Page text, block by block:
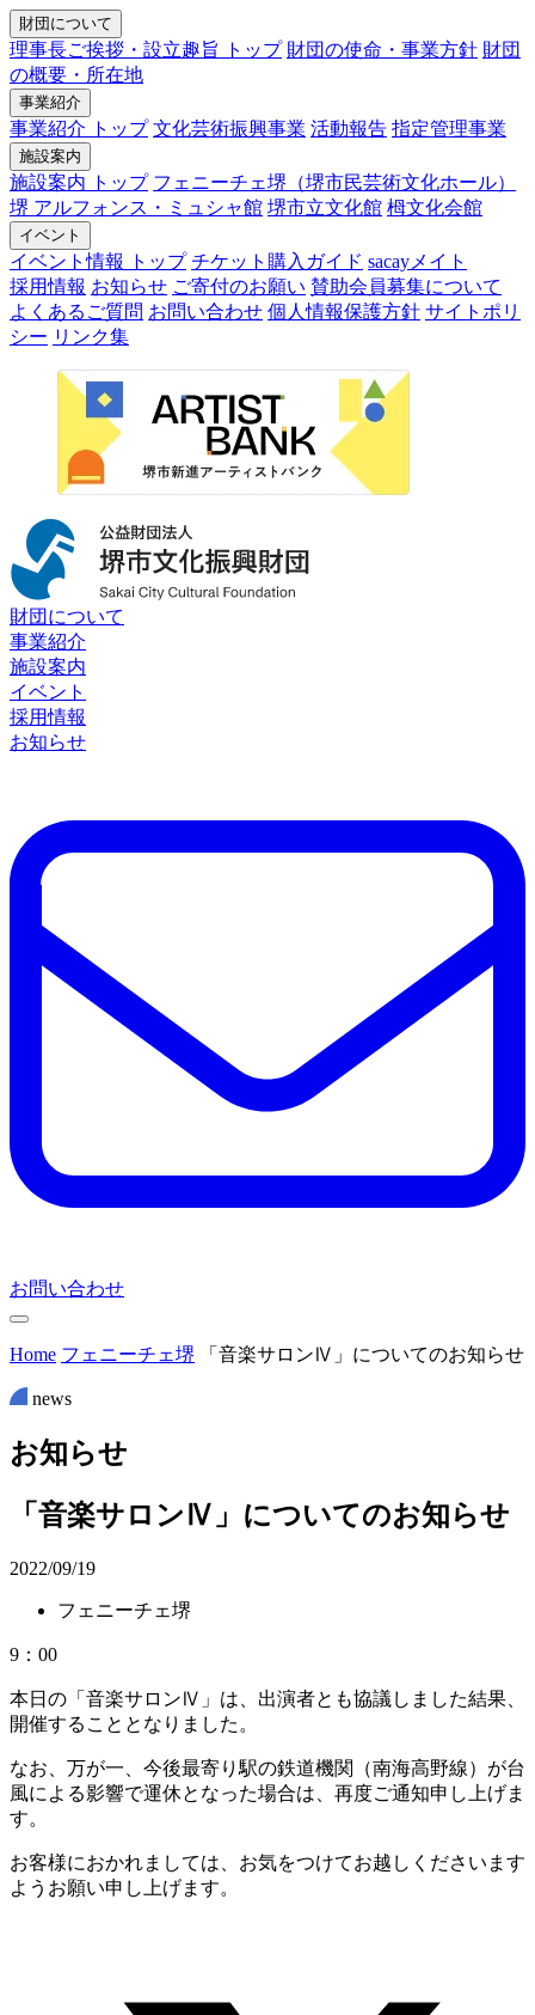
財団について
理事長ご挨拶・設立趣旨 トップ 財団の使命・事業方針 財団
の概要・所在地
事業紹介
事業紹介 トップ 文化芸術振興事業 活動報告 指定管理事業
施設案内
施設案内 トップ フェニーチェ堺（堺市民芸術文化ホール）
堺 アルフォンス・ミュシャ館 堺市立文化館 栂文化会館
イベント
イベント情報 トップ チケット購入ガイド sacayメイト
採用情報 お知らせ ご寄付のお願い 賛助会員募集について
よくあるご質問 お問い合わせ 個人情報保護方針 サイトポリ
シー リンク集
財団について
事業紹介
施設案内
イベント
採用情報
お知らせ
お問い合わせ
Home フェニーチェ堺 「音楽サロンⅣ」についてのお知らせ
news
お知らせ
「音楽サロンⅣ」についてのお知らせ
2022/09/19
フェニーチェ堺
9：00
本日の「音楽サロンⅣ」は、出演者とも協議しました結果、
開催することとなりました。
なお、万が一、今後最寄り駅の鉄道機関（南海高野線）が台
風による影響で運休となった場合は、再度ご通知申し上げま
す。
お客様におかれましては、お気をつけてお越しくださいます
ようお願い申し上げます。